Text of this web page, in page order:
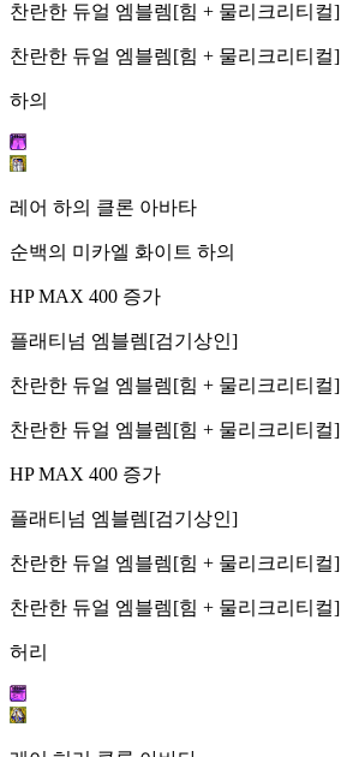
찬란한 듀얼 엠블렘[힘 + 물리크리티컬]
찬란한 듀얼 엠블렘[힘 + 물리크리티컬]
하의
레어 하의 클론 아바타
순백의 미카엘 화이트 하의
HP MAX 400 증가
플래티넘 엠블렘[검기상인]
찬란한 듀얼 엠블렘[힘 + 물리크리티컬]
찬란한 듀얼 엠블렘[힘 + 물리크리티컬]
HP MAX 400 증가
플래티넘 엠블렘[검기상인]
찬란한 듀얼 엠블렘[힘 + 물리크리티컬]
찬란한 듀얼 엠블렘[힘 + 물리크리티컬]
허리